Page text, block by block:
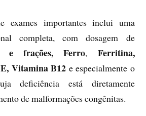
exames importantes inclui uma
completa, com dosagem de
e frações, Ferro, Ferritina,
Vitamina B12 e especialmente o
deficiência está diretamente
de malformações congênitas.